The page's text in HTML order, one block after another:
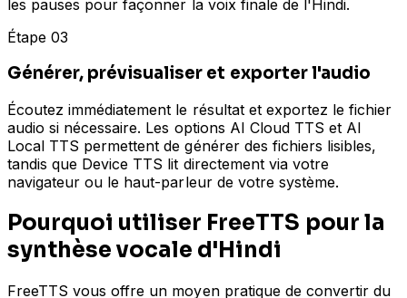
les pauses pour façonner la voix finale de l'Hindi.
Étape 03
Générer, prévisualiser et exporter l'audio
Écoutez immédiatement le résultat et exportez le fichier
audio si nécessaire. Les options AI Cloud TTS et AI
Local TTS permettent de générer des fichiers lisibles,
tandis que Device TTS lit directement via votre
navigateur ou le haut-parleur de votre système.
Pourquoi utiliser FreeTTS pour la
synthèse vocale d'Hindi
FreeTTS vous offre un moyen pratique de convertir du